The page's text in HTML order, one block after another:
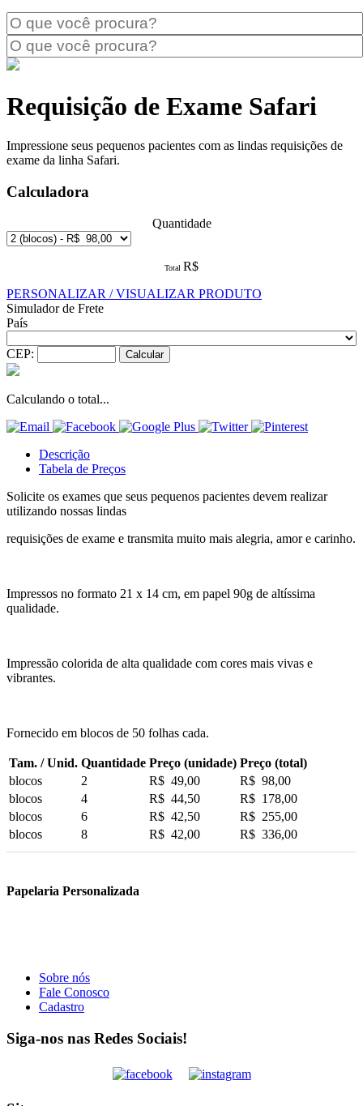
Requisição de Exame Safari
Impressione seus pequenos pacientes com as lindas requisições de
exame da linha Safari.
Calculadora
Quantidade
Total R$
PERSONALIZAR / VISUALIZAR PRODUTO
Simulador de Frete
País
CEP:
Calculando o total...
Descrição
Tabela de Preços
Solicite os exames que seus pequenos pacientes devem realizar
utilizando nossas lindas
requisições de exame e transmita muito mais alegria, amor e carinho.
Impressos no formato 21 x 14 cm, em papel 90g de altíssima
qualidade.
Impressão colorida de alta qualidade com cores mais vivas e
vibrantes.
Fornecido em blocos de 50 folhas cada.
Tam. / Unid. Quantidade Preço (unidade) Preço (total)
blocos
2 R$ 49,00
R$ 98,00
blocos
4 R$ 44,50
R$ 178,00
blocos
6 R$ 42,50
R$ 255,00
blocos
8 R$ 42,00 R$ 336,00
Papelaria Personalizada
Sobre nós
Fale Conosco
Cadastro
Siga-nos nas Redes Sociais!